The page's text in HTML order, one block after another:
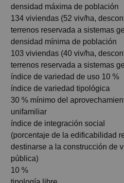
densidad máxima de población
134 viviendas (52 viv/ha,
terrenos reservada a sistemas
densidad mínima de población
103 viviendas (40 viv/ha,
terrenos reservada a sistemas
índice de variedad de uso 10 %
índice de variedad tipológica
30 % mínimo del
unifamiliar
índice de integración social
(porcentaje de la edificabilidad
destinarse a la construcción de
pública)
10 %